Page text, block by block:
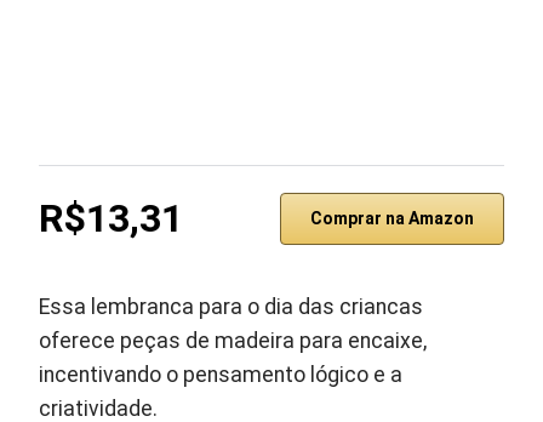
R$13,31 Comprar na Amazon
Essa lembranca para o dia das criancas
oferece peças de madeira para encaixe,
incentivando o pensamento lógico e a
criatividade.